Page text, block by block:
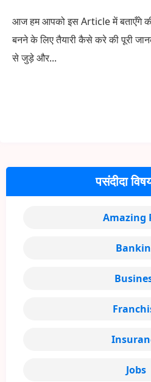
आज हम आपको इस Article में बताएँगे
बनने के लिए तैयारी कैसे करे की पूरी
से जुड़े और...
पसंदीदा
Amazing
Jobs